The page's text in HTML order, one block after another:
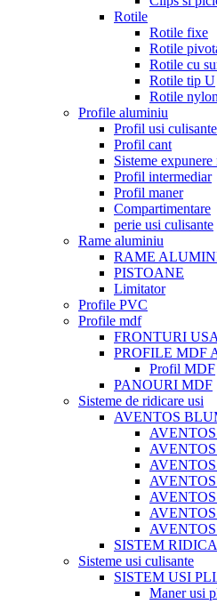
Rotile
Rotile fixe
Rotile
Rotile cu
Rotile tip U
Rotile nylon
Profile aluminiu
Profil usi culisante
Profil cant
Sisteme expunere
Profil intermediar
Profil maner
Compartimentare
perie usi culisante
Rame aluminiu
RAME
PISTOANE
Limitator
Profile PVC
Profile mdf
FRONTURI
PROFILE MDF
Profil MDF
PANOURI MDF
Sisteme de ridicare usi
AVENTOS
SISTEM
Sisteme usi culisante
SISTEM USI
Maner usi